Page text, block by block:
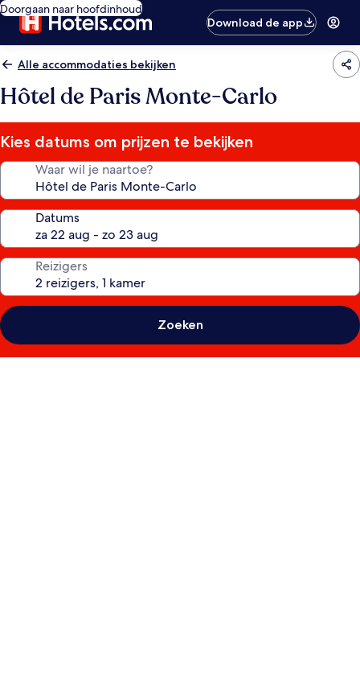
Doorgaan naar hoofdinhoud
Download de app
Alle accommodaties bekijken
Hôtel de Paris Monte-Carlo
Kies datums om prijzen te bekijken
Waar wil je naartoe?
Datums
Reizigers
Zoeken